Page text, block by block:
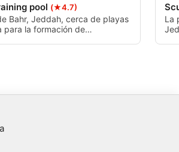
pool (★4.7)
Bahr, Jeddah, cerca de playas
para la formación de
La